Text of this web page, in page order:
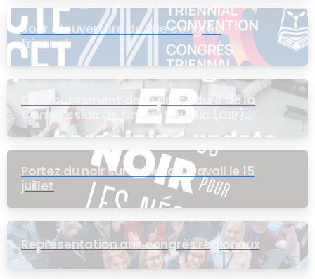
Jour d’ouverture du 20e congrès
triennal
Contournement de la procédure de la
Commission de l’intérêt public (CIP)
pour le groupe EB
Portez du noir sur le lieu de travail le 15
juillet
Représentation aux congrès régionaux